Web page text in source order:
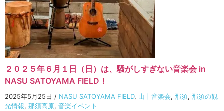
２０２５年６月１日（日）は、騒がしすぎない音楽会 in
NASU SATOYAMA FIELD！
2025年5月25日 / NASU SATOYAMA FIELD, 山十音楽会, 那須, 那須の観
光情報, 那須高原, 音楽イベント